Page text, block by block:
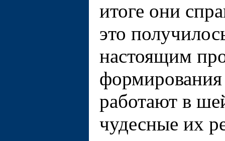
итоге они
это
настоящим
работают в
чудесные их